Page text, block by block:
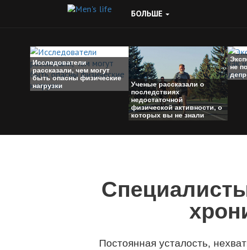
БОЛЬШЕ
Исследователи
рассказали, чем могут
быть опасны физические
нагрузки
Ученые рассказали о
последствиях
недостаточной
физической активности, о
которых вы не знали
не
Постоянная усталость,